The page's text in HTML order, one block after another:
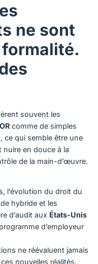
ne sont
souvent les
comme de simples
ce qui semble être une
en douce à la
de la main-d’œuvre.
l’évolution du droit du
hybride et les
d’audit aux États-Unis
d’employeur
ne réévaluent jamais
nouvelles réalités.